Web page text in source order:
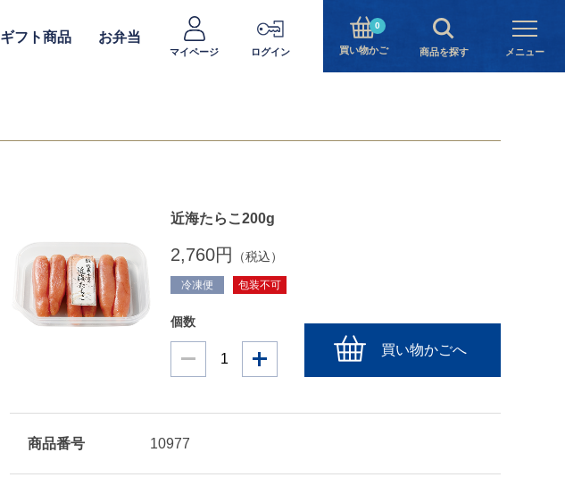
ギフト商品 お弁当
マイページ ログイン
0
買い物かご 商品を探す メニュー
近海たらこ200g
2,760円 （税込）
冷凍便 包装不可
個数
買い物かごへ
商品番号 10977